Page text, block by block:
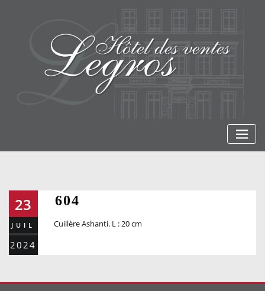
23
JUIL
2024
604
Cuillère Ashanti. L : 20 cm